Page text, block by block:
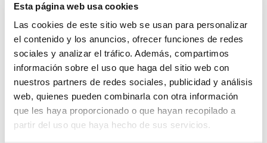
Esta página web usa cookies
Las cookies de este sitio web se usan para personalizar
el contenido y los anuncios, ofrecer funciones de redes
sociales y analizar el tráfico. Además, compartimos
información sobre el uso que haga del sitio web con
nuestros partners de redes sociales, publicidad y análisis
web, quienes pueden combinarla con otra información
que les haya proporcionado o que hayan recopilado a
partir del uso que haya hecho de sus servicios.
Es más; “en el cultivo del tabaco se utilizan grandes cantidades
y fertilizantes que pueden ser
contaminar fuentes de suministro de agua. Cada año, estos
cultivos utilizan4,3 millones de hectáreasde tierra y causan
entre un 2% y un 4% de
fabricación de productos de tabaco genera 2 millones de